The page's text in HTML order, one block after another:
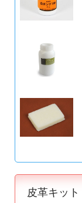
皮革キット